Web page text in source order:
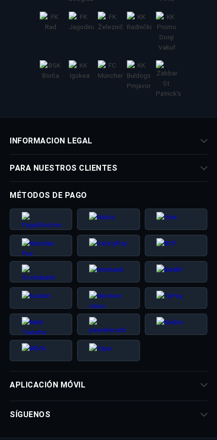
INFORMACION LEGAL
PARA NUESTROS CLIENTES
MÉTODOS DE PAGO
APLICACIÓN MÓVIL
SÍGUENOS